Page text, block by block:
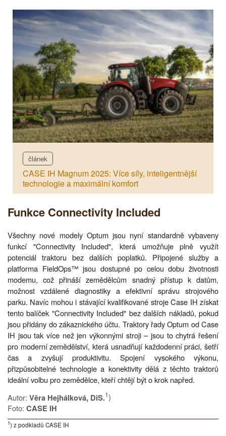
článek
CASE IH Magnum 2025: Více síly, inteligentnější
technologie a maximální komfort
Funkce Connectivity Included
Všechny nové modely Optum jsou nyní standardně vybaveny
funkcí "Connectivity Included", která umožňuje plně využít
potenciál traktoru bez dalších poplatků. Připojené služby a
platforma FieldOps™ jsou dostupné po celou dobu životnosti
modemu, což přináší zemědělcům snadný přístup k datům,
možnost vzdálené diagnostiky a efektivní správu strojového
parku. Navíc mohou i stávající kvalifikované stroje Case IH získat
tento balíček "Connectivity Included" bez dalších nákladů, pokud
jsou přidány do zákaznického účtu. Traktory řady Optum od Case
IH jsou tak více než jen výkonnými stroji – jsou to chytrá řešení
pro moderní zemědělství, která usnadňují každodenní práci, šetří
čas a zvyšují produktivitu. Spojení vysokého výkonu,
přizpůsobitelné technologie a konektivity dělá z těchto traktorů
ideální volbu pro zemědělce, kteří chtějí být o krok napřed.
Autor: Věra Hejhálková, DiS.1)
Foto: CASE IH
1) z podkladů CASE IH